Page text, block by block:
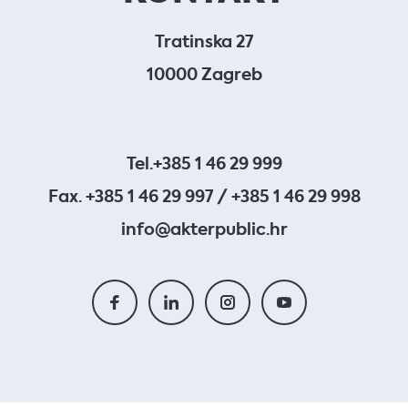
Tratinska 27
10000 Zagreb
Tel.+385 1 46 29 999
Fax. +385 1 46 29 997 / +385 1 46 29 998
info@akterpublic.hr